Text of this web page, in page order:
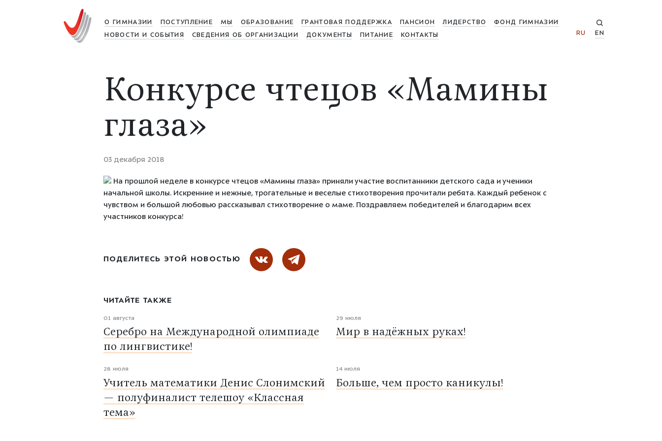
О ГИМНАЗИИ ПОСТУПЛЕНИЕ МЫ ОБРАЗОВАНИЕ ГРАНТОВАЯ ПОДДЕРЖКА ПАНСИОН ЛИДЕРСТВО
ФОНД ГИМНАЗИИ
НОВОСТИ И СОБЫТИЯ
СВЕДЕНИЯ ОБ ОРГАНИЗАЦИИ ДОКУМЕНТЫ ПИТАНИЕ КОНТАКТЫ RU EN
Конкурсе чтецов «Мамины
глаза»
03 декабря 2018
На прошлой неделе в конкурсе чтецов «Мамины глаза» приняли участие воспитанники детского сада и ученики
начальной школы. Искренние и нежные, трогательные и веселые стихотворения прочитали ребята. Каждый ребенок с
чувством и большой любовью рассказывал стихотворение о маме. Поздравляем победителей и благодарим всех
участников конкурса!
ПОДЕЛИТЕСЬ ЭТОЙ НОВОСТЬЮ
ЧИТАЙТЕ ТАКЖЕ
01 августа
Серебро на Международной олимпиаде
по лингвистике!
29 июля
Мир в надёжных руках!
28 июля
Учитель математики Денис Слонимский
— полуфиналист телешоу «Классная
тема»
14 июля
Больше, чем просто каникулы!